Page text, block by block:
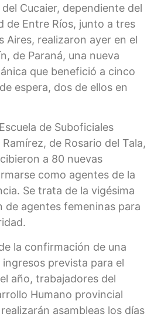
Cucaier, dependiente del
de Entre Ríos, junto a tres
Aires, realizaron ayer en el
de Paraná, una nueva
que benefició a cinco
espera, dos de ellos en
de Suboficiales
de Rosario del Tala,
a 80 nuevas
como agentes de la
Se trata de la vigésima
agentes femeninas para
la confirmación de una
prevista para el
año, trabajadores del
Humano provincial
asambleas los días